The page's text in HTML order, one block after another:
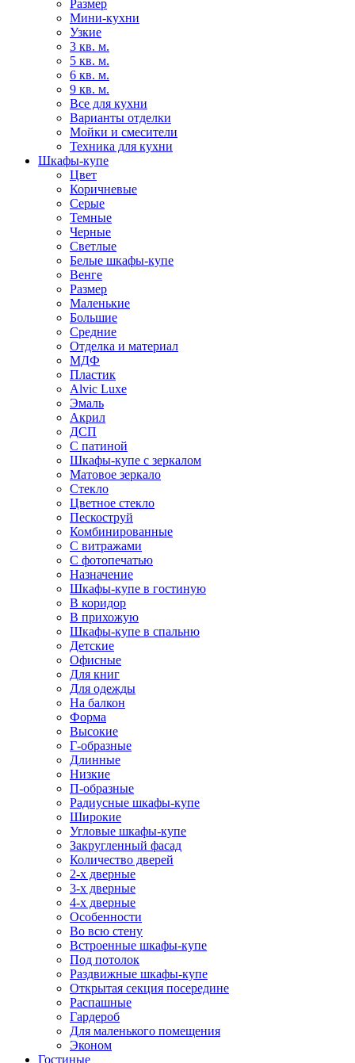
Размер
Мини-кухни
Узкие
3 кв. м.
5 кв. м.
6 кв. м.
9 кв. м.
Все для кухни
Варианты отделки
Мойки и смесители
Техника для кухни
Шкафы-купе
Цвет
Коричневые
Серые
Темные
Черные
Светлые
Белые шкафы-купе
Венге
Размер
Маленькие
Большие
Средние
Отделка и материал
МДФ
Пластик
Alvic Luxe
Эмаль
Акрил
ДСП
С патиной
Шкафы-купе с зеркалом
Матовое зеркало
Стекло
Цветное стекло
Пескоструй
Комбинированные
С витражами
С фотопечатью
Назначение
Шкафы-купе в гостиную
В коридор
В прихожую
Шкафы-купе в спальню
Детские
Офисные
Для книг
Для одежды
На балкон
Форма
Высокие
Г-образные
Длинные
Низкие
П-образные
Радиусные шкафы-купе
Широкие
Угловые шкафы-купе
Закругленный фасад
Количество дверей
2-х дверные
3-х дверные
4-х дверные
Особенности
Во всю стену
Встроенные шкафы-купе
Под потолок
Раздвижные шкафы-купе
Открытая секция посередине
Распашные
Гардероб
Для маленького помещения
Эконом
Гостиные